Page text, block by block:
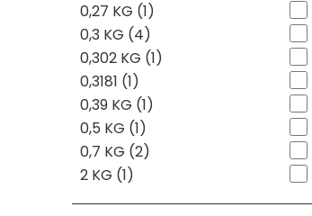
A zuhany gégecső egyszerűnek
szövettel ellátott gégecső
0,27 KG (1)
0,3 KG (4)
0,302 KG (1)
0,3181 (1)
0,39 KG (1)
0,5 KG (1)
0,7 KG (2)
2 KG (1)